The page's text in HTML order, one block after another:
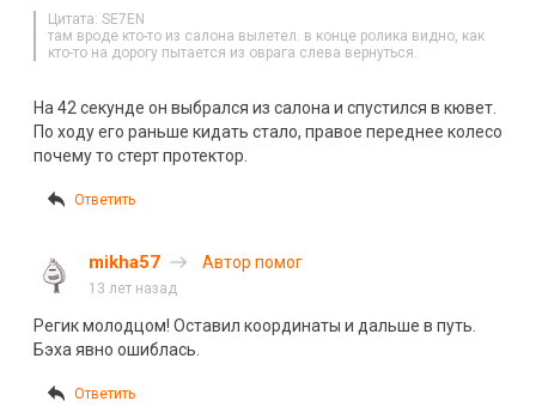
Цитата: SE7EN
там вроде кто-то из салона вылетел. в конце ролика видно, как
кто-то на дорогу пытается из оврага слева вернуться.
На 42 секунде он выбрался из салона и спустился в кювет.
По ходу его раньше кидать стало, правое переднее колесо
почему то стерт протектор.
Ответить
mikha57 Автор помог
13 лет назад
Регик молодцом! Оставил координаты и дальше в путь.
Бэха явно ошиблась.
Ответить